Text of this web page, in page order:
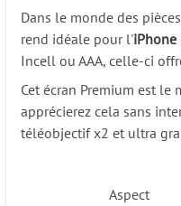
Dans le monde des
rend idéale pour l'iPhone
Incell ou AAA, celle-ci
Cet écran Premium est
apprécierez cela sans
téléobjectif x2 et ultra
Aspect